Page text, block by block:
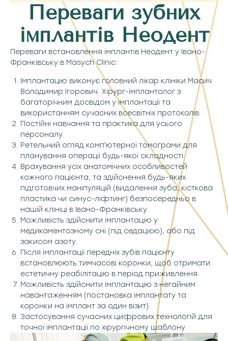
Переваги зубних
імплантів Неодент
Переваги встановлення імплантів Неодент у Івано-
Франківську в Masych Clinic:
Імплантацію виконує головний лікар клініки Масич
Володимир Ігорович. Хірург-імплантолог з
багаторічним досвідом у імплантації та
використанням сучасних всесвітніх протоколів.
Постійні навчання та практика для усього
персоналу.
Ретельний огляд компʼютерної томограми для
планування операції будь-якої складності.
Врахування усіх анатомічних особливостей
кожного пацієнта, та здійснення будь-яких
підготовчих маніпуляцій (видалення зуба, кісткова
пластика чи синус-ліфтинг) безпосередньо в
нашій клініці в Івано-Франківську.
Можливість здійснити імплантацію у
медикаментозному сні (під седацією), або під
закисом азоту.
Після імплантації передніх зубів пацієнту
встановлюють тимчасові коронки, щоб отримати
естетичну реабілітацію в період приживлення.
Можливість здійснити імплантацію з негайним
навантаженням (постановка імплантату та
коронки на імплант за один візит).
Застосування сучасних цифрових технологій для
точної імплантації по хірургічному шаблону.